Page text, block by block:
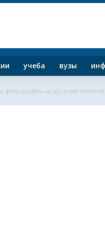
учеба вузы
фильтровать новостные